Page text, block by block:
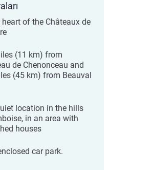
heart of the Châteaux de
(11 km) from
de Chenonceau and
(45 km) from Beauval
location in the hills
in an area with
houses
car park.